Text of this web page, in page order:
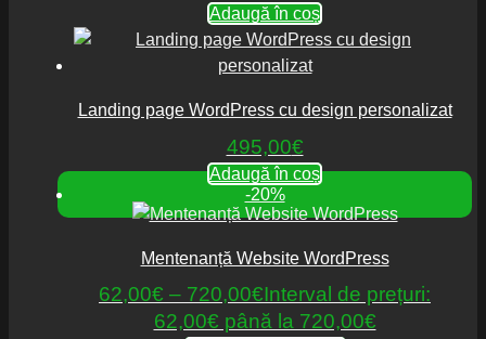
Adaugă în coș
Landing page WordPress cu design personalizat
495,00€
Adaugă în coș
-20%
Mentenanță Website WordPress
62,00€ – 720,00€Interval de prețuri:
62,00€ până la 720,00€